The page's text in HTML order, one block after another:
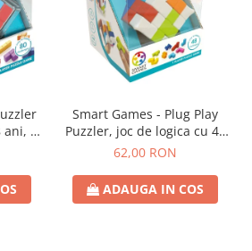
ani, lb
Smart Games - Plug Play
Puzzler, joc de logica cu 48
de provocari, 6+ ani, lb
62,00 RON
ADAUGA IN COS